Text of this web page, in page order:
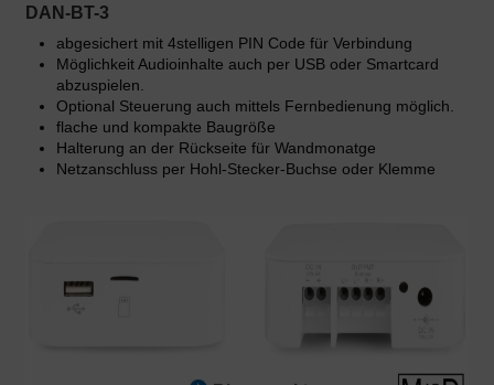
DAN-BT-3
abgesichert mit 4stelligen PIN Code für Verbindung
Möglichkeit Audioinhalte auch per USB oder Smartcard
abzuspielen.
Optional Steuerung auch mittels Fernbedienung möglich.
flache und kompakte Baugröße
Halterung an der Rückseite für Wandmonatge
Netzanschluss per Hohl-Stecker-Buchse oder Klemme